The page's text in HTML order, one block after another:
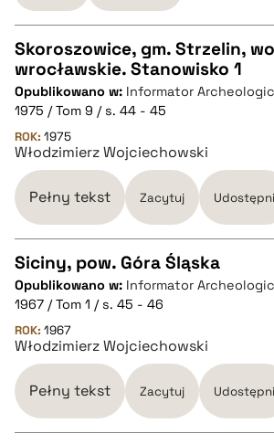
pobierz cytat
CZYSTY TEKST
pobierz cytat
BIBTEX
pobierz cytat
Skoroszowice, gm. Strzelin,
wrocławskie. Stanowisko 1
Opublikowano w: Informator
1975 / Tom 9 / s. 44 - 45
ROK: 1975
Włodzimierz Wojciechowski
Pełny tekst Zacytuj
CZYSTY TEKST
pobierz cytat
Siciny, pow. Góra Śląska
Opublikowano w: Informator
1967 / Tom 1 / s. 45 - 46
ROK: 1967
Włodzimierz Wojciechowski
Pełny tekst Zacytuj